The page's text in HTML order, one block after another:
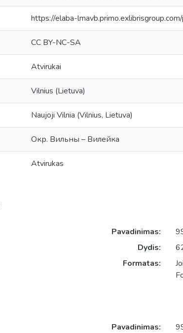
https://elaba-
CC BY-NC-SA
Atvirukai
Vilnius (Lietuva)
Naujoji Vilnia (Vilnius, Lietuva)
Окр. Вильны – Вилейка
Atvirukas
Pavadinimas:
Dydis:
Formatas:
Pavadinimas: